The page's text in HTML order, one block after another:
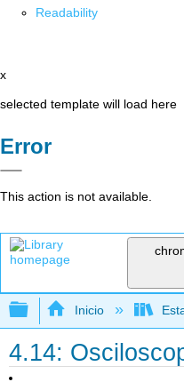
Readability
x
selected template will load here
Error
This action is not available.
Expandir/
Inicio
4.14: